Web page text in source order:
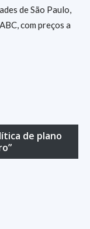
de São Paulo,
com preços a
de plano